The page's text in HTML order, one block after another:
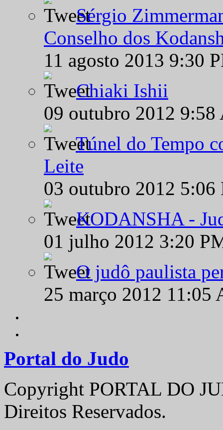
Sérgio
Conselho dos
11 agosto 2013 9:30
Chiaki Ishii
09 outubro 2012
Túnel do Tempo
Leite
03 outubro 2012
KODANSHA -
01 julho 2012 3:20
O judô paulista
25 março 2012
Portal do Judo
Copyright PORTAL DO
Direitos Reservados.